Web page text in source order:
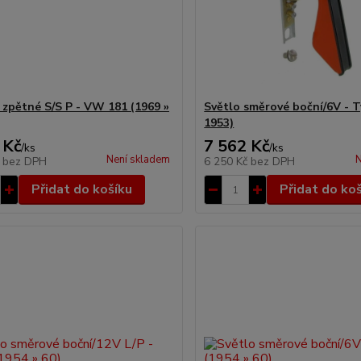
S/S P - VW 181 (1969 »
/ks
bez DPH Není skladem
Přidat do košíku
Světlo směrové boční/6V -
1953)
7 562 Kč/ks
6 250 Kč bez DPH
Přidat do